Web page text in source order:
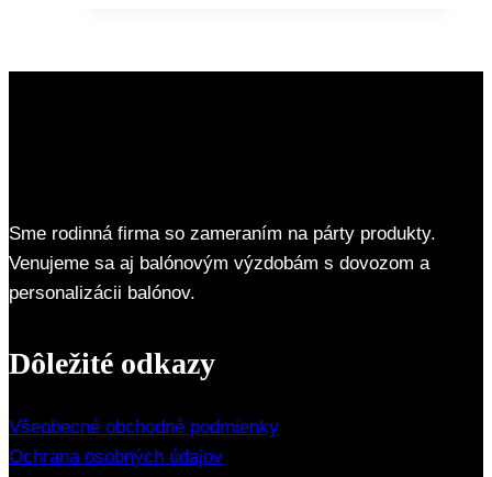
Sme rodinná firma so zameraním na párty produkty.
Venujeme sa aj balónovým výzdobám s dovozom a
personalizácii balónov.
Dôležité odkazy
Všeobecné obchodné podmienky
Ochrana osobných údajov